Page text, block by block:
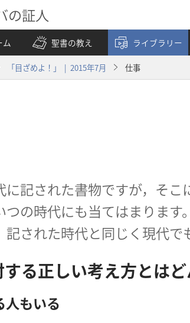
の証人
ム
聖書の教え ライブラリー
「目ざめよ！」 | 2015年7月 仕事
に記された書物ですが，そこ
つの時代にも当てはまります
記された時代と同じく現代で
る正しい考え方とは
人もいる